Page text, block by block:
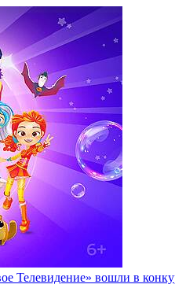
Телевидение» вошли в